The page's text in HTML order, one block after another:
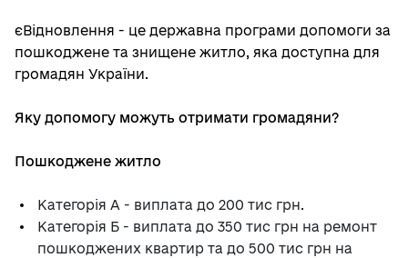
єВідновлення - це державна програми допомоги за
пошкоджене та знищене житло, яка доступна для
громадян України.
Яку допомогу можуть отримати громадяни?
Пошкоджене житло
Категорія А - виплата до 200 тис грн.
Категорія Б - виплата до 350 тис грн на ремонт
пошкоджених квартир та до 500 тис грн на